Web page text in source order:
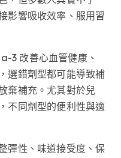
影響吸收效率、服用習
3 改善心血管健康、
選錯劑型都可能導致補
棄補充。尤其對於兒
不同劑型的便利性與適
彈性、味道接受度、保